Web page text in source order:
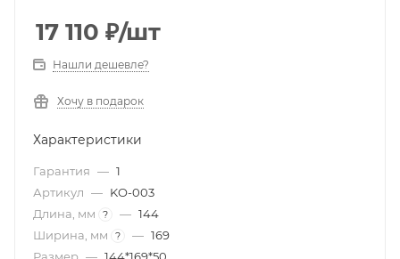
17 110 ₽/шт
Нашли дешевле?
Хочу в подарок
Характеристики
Гарантия — 1
Артикул — KO-003
Длина, мм
? — 144
Ширина, мм
? — 169